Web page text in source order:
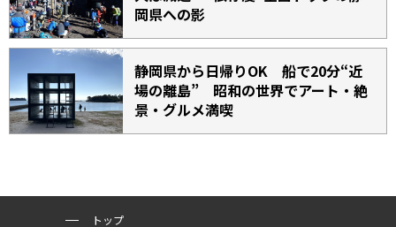
岡県への影
静岡県から日帰りOK 船で20分“近
場の離島” 昭和の世界でアート・絶
景・グルメ満喫
トップ